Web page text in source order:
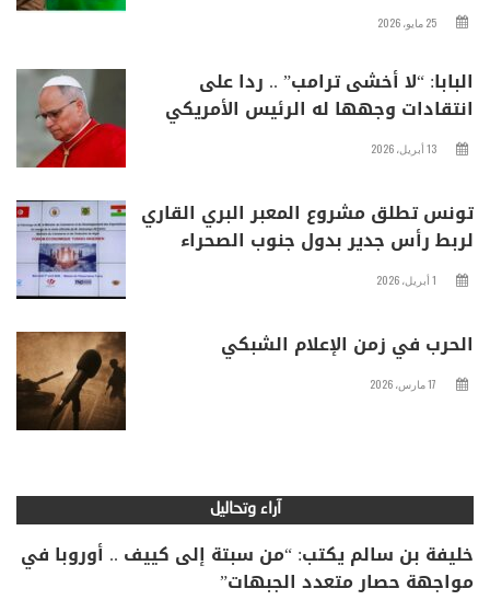
25 مايو، 2026
البابا: “لا أخشى ترامب” .. ردا على
انتقادات وجهها له الرئيس الأمريكي
13 أبريل، 2026
تونس تطلق مشروع المعبر البري القاري
لربط رأس جدير بدول جنوب الصحراء
1 أبريل، 2026
الحرب في زمن الإعلام الشبكي
17 مارس، 2026
آراء وتحاليل
خليفة بن سالم يكتب: “من سبتة إلى كييف .. أوروبا في
مواجهة حصار متعدد الجبهات”